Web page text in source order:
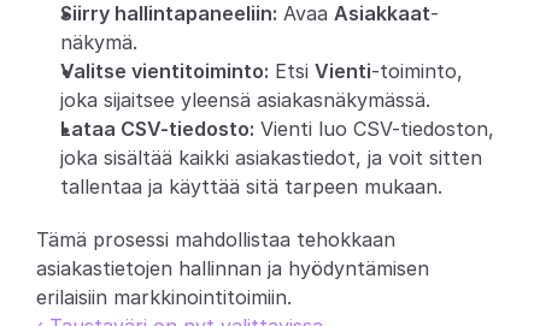
Muutosloki
Tuki
Kehittäjille
Select Language
Va aa demo
Siirry hallintapaneeliin: Avaa Asiakkaat-
näkymä.
Valitse vientitoiminto: Etsi Vienti-toiminto,
joka sijaitsee yleensä asiakasnäkymässä.
Lataa CSV-tiedosto: Vienti luo CSV-tiedoston,
joka sisältää kaikki asiakastiedot, ja voit sitten
tallentaa ja käyttää sitä tarpeen mukaan.
Tämä prosessi mahdollistaa tehokkaan
asiakastietojen hallinnan ja hyödyntämisen
erilaisiin markkinointitoimiin.